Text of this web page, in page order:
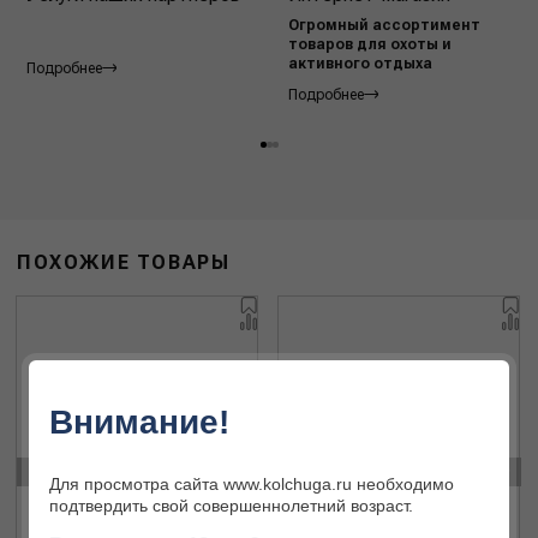
Подробнее
Огромный ассортимент
товаров для охоты и
активного отдыха
Подробнее
ПОХОЖИЕ ТОВАРЫ
Внимание!
Для просмотра сайта www.kolchuga.ru необходимо
подтвердить свой совершеннолетний возраст.